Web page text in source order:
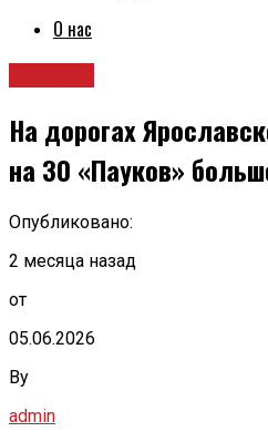
О нас
На дорогах
на 30 «Пауков»
Опубликовано:
2 месяца назад
от
05.06.2026
By
admin